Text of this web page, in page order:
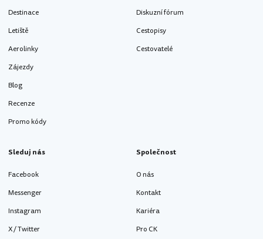
Destinace
Letiště
Aerolinky
Zájezdy
Blog
Recenze
Promo kódy
Diskuzní fórum
Cestopisy
Cestovatelé
Sleduj nás
Facebook
Messenger
Instagram
X / Twitter
Společnost
O nás
Kontakt
Kariéra
Pro CK